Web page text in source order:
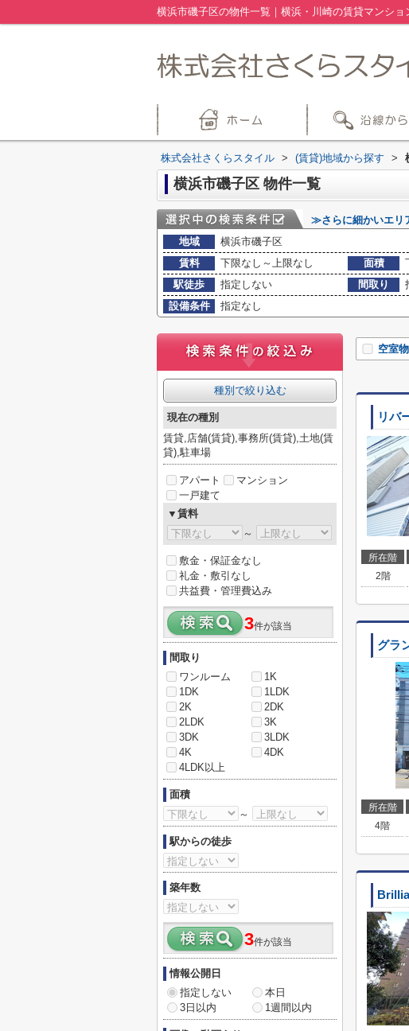
横浜市磯子区の物件一覧｜横浜・川崎の賃貸マンシ
株式会社さくらスタイル > (賃貸)地域から探す >
横浜市磯子区 物件一覧
≫さらに細かいエリ
地域
横浜市磯子区
賃料
下限なし～上限なし 面積
駅徒歩
指定しない 間取り
設備条件
指定なし
空室
リバ
所在階
2階
グラ
所在階
4階
種別で絞り込む
現在の種別
賃貸,店舗(賃貸),事務所(賃貸),土地(賃
貸),駐車場
アパート
マンション
一戸建て
▼賃料
～
敷金・保証金なし
礼金・敷引なし
共益費・管理費込み
3件が該当
間取り
ワンルーム
1K
1DK
1LDK
2K
2DK
2LDK
3K
3DK
3LDK
4K
4DK
4LDK以上
面積
～
駅からの徒歩
築年数
3件が該当
情報公開日
指定しない
本日
3日以内
1週間以内